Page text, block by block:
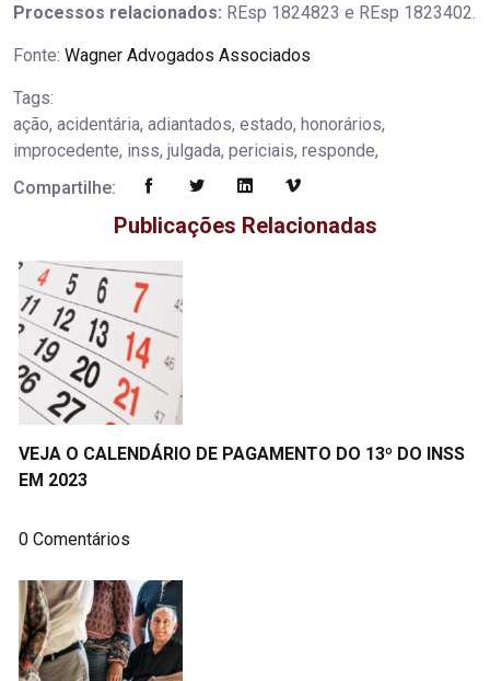
Processos relacionados: REsp 1824823 e REsp 1823402.
Fonte: Wagner Advogados Associados
Tags:
ação, acidentária, adiantados, estado, honorários,
improcedente, inss, julgada, periciais, responde,
Compartilhe:
Publicações Relacionadas
VEJA O CALENDÁRIO DE PAGAMENTO DO 13º DO INSS
EM 2023
0 Comentários